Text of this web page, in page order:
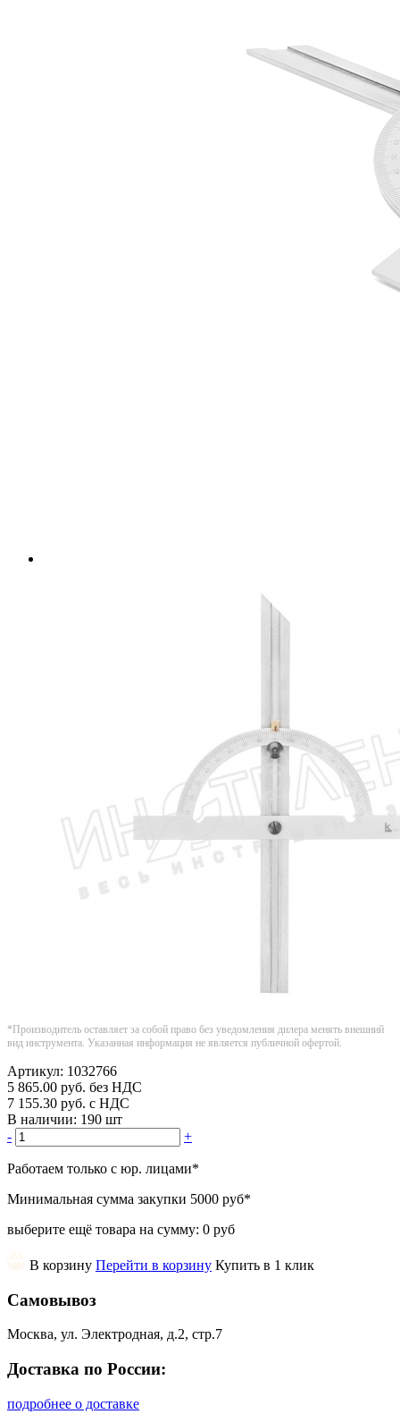
*Производитель оставляет за собой право без уведомления дилера менять внешний
вид инструмента. Указанная информация не является публичной офертой.
Артикул: 1032766
5 865.00 руб. без НДС
7 155.30 руб. с НДС
В наличии: 190 шт
-
+
Работаем только с юр. лицами*
Минимальная сумма закупки 5000 руб*
выберите ещё товара на сумму: 0 руб
В корзину Перейти в корзину Купить в 1 клик
Самовывоз
Москва, ул. Электродная, д.2, стр.7
Доставка по России:
подробнее о доставке